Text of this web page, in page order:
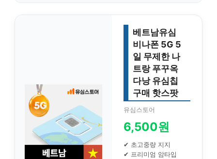
베트남유심
비나폰 5G 5
일 무제한 나
트랑 푸꾸옥
다낭 유심칩
구매 핫스팟
유심스토어
6,500원
✔ 초고중량 지지
✔ 프리미엄 암타입